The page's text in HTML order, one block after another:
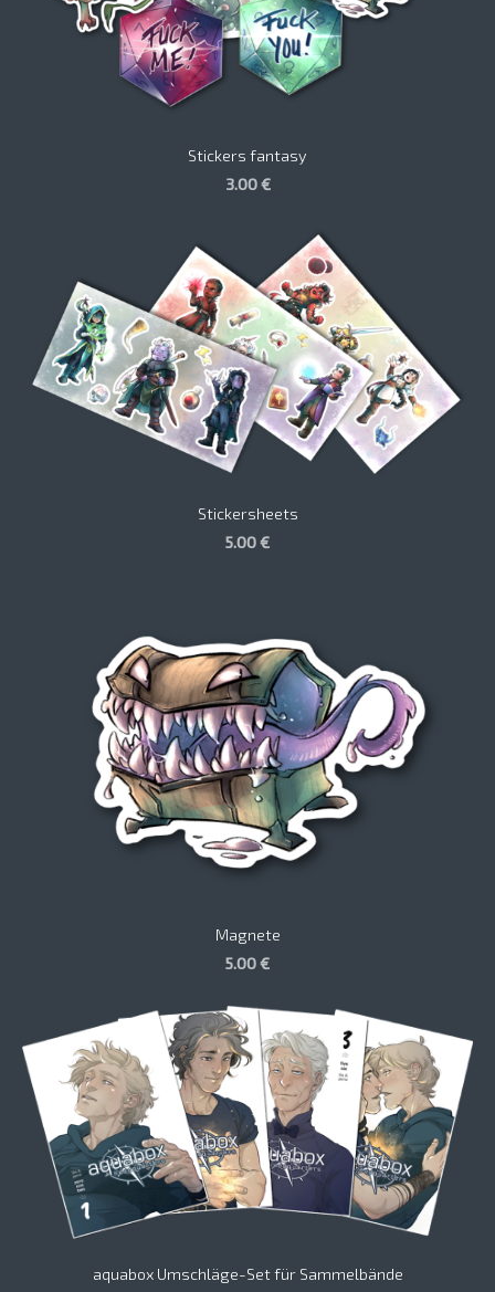
Stickers fantasy
3.00 €
Stickersheets
5.00 €
Magnete
5.00 €
aquabox Umschläge-Set für Sammelbände